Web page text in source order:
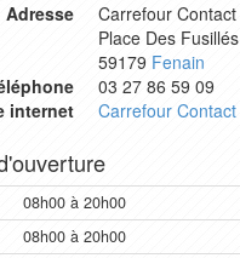
Adresse
Carrefour Contact
Place Des Fusillés
59179 Fenain
03 27 86 59 09
internet
Carrefour Contact
08h00 à 20h00
08h00 à 20h00